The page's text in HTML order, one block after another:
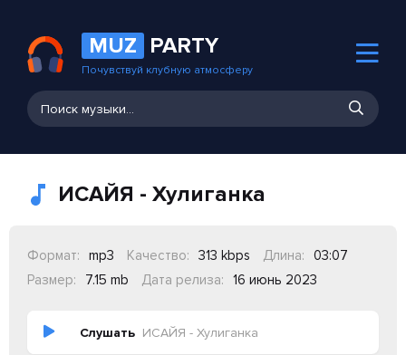
MUZ PARTY
Почувствуй клубную атмосферу
ИСАЙЯ - Хулиганка
Формат: mp3 Качество: 313 kbps Длина:
03:07
Размер:
7.15 mb Дата релиза: 16 июнь 2023
Слушать ИСАЙЯ - Хулиганка